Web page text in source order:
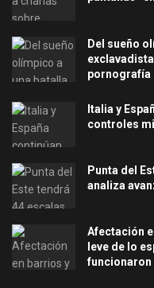
Del sueño
pornografía
Italia y
controles
Punta del
analiza
Afectación
leve de lo